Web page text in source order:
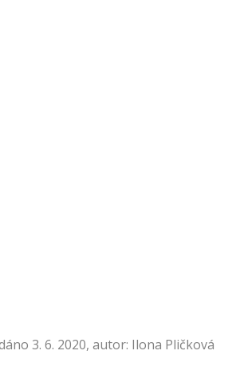
3. 6. 2020, autor: Ilona Pličková